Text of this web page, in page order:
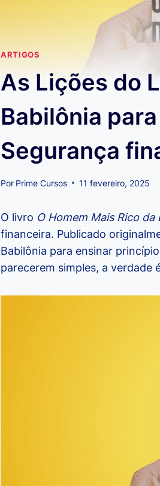
ARTIGOS
As Lições do
Babilônia
Segurança
Por Prime Cursos 11 fevereiro, 2025
O livro O Homem Mais Rico da
financeira. Publicado
Babilônia para ensinar
parecerem simples, a verdade